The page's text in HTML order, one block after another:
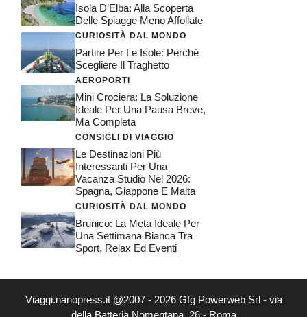
Isola D’Elba: Alla Scoperta
Delle Spiagge Meno Affollate
CURIOSITÀ DAL MONDO
Partire Per Le Isole: Perché
Scegliere Il Traghetto
AEROPORTI
Mini Crociera: La Soluzione
Ideale Per Una Pausa Breve,
Ma Completa
CONSIGLI DI VIAGGIO
Le Destinazioni Più
Interessanti Per Una
Vacanza Studio Nel 2026:
Spagna, Giappone E Malta
CURIOSITÀ DAL MONDO
Brunico: La Meta Ideale Per
Una Settimana Bianca Tra
Sport, Relax Ed Eventi
Viaggi.nanopress.it @2007 - 2026 Gfg Powerweb Srl - via